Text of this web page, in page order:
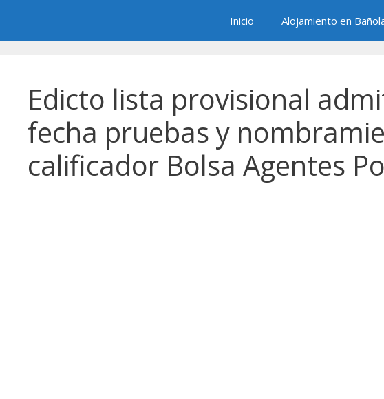
contenido
Inicio Alojamiento en
Edicto lista provisional
fecha pruebas y
calificador Bolsa Agentes